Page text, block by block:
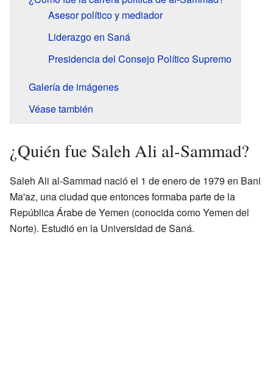
Asesor político y mediador
Liderazgo en Saná
Presidencia del Consejo Político Supremo
Galería de imágenes
Véase también
¿Quién fue Saleh Ali al-Sammad?
Saleh Ali al-Sammad nació el 1 de enero de 1979 en Bani
Ma'az, una ciudad que entonces formaba parte de la
República Árabe de Yemen (conocida como Yemen del
Norte). Estudió en la Universidad de Saná.